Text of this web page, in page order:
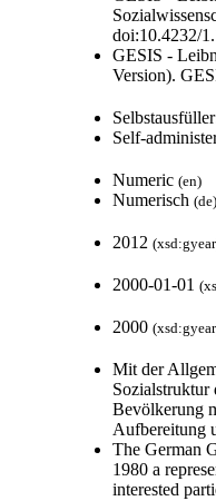
doi:10.4232/
GESIS -
Version).
Self-
Numeric (en)
Numerisch (de)
2012
2000-01-01
2000
Mit der
Sozialstruktur
Bevölkerung
Aufbereitung
The German
1980 a
interested